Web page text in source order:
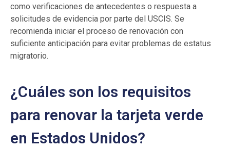
como verificaciones de antecedentes o respuesta a
solicitudes de evidencia por parte del USCIS. Se
recomienda iniciar el proceso de renovación con
suficiente anticipación para evitar problemas de estatus
migratorio.
¿Cuáles son los requisitos
para renovar la tarjeta verde
en Estados Unidos?